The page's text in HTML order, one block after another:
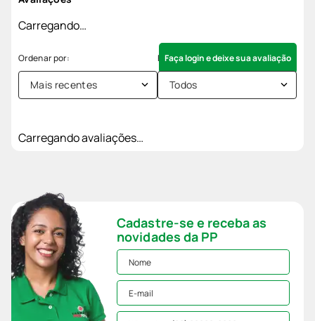
Carregando…
Faça login e deixe sua avaliação
Mais recentes Todos
Carregando avaliações…
Cadastre-se e receba as
novidades da PP